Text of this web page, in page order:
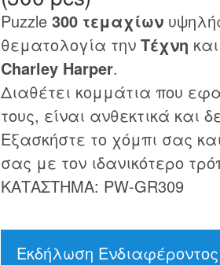
Puzzle 300 τεμαχίων
θεματολογία την Τέχνη
Charley Harper.
Διαθέτει κομμάτια που
τους, είναι ανθεκτικά και
Εξασκήστε το χόμπι σας
σας με τον ιδανικότερο
ΚΑΤΑΣΤΗΜΑ: PW-GR309
Εκδήλωση Ενδιαφέροντος